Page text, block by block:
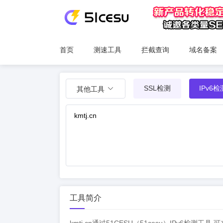
首页 测速工具 拦截查询 域名备案
其他工具 SSL检测 IPv6检
工具简介